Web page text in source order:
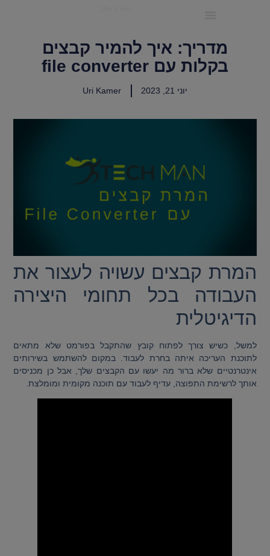
מדריך: איך להמיר קבצים
בקלות עם file converter
יוני 21, 2023 Uri Kamer
המרת קבצים עשויה לעצור את
העבודה בכל תחומי היצירה
הדיגיטלית
למשל, כשיש צורך לפתוח קובץ שהתקבל בפורמט שלא מתאים
לתוכנת העריכה איתה בחרת לעבוד. במקום להשתמש בשירותים
אינטרנטיים שלא ברור מה יעשו עם הקבצים שלך, אבל כן מכניסים
אותך לרשימת התפוצה, עדיף לעבוד עם תוכנה מקומית ומומלצת.